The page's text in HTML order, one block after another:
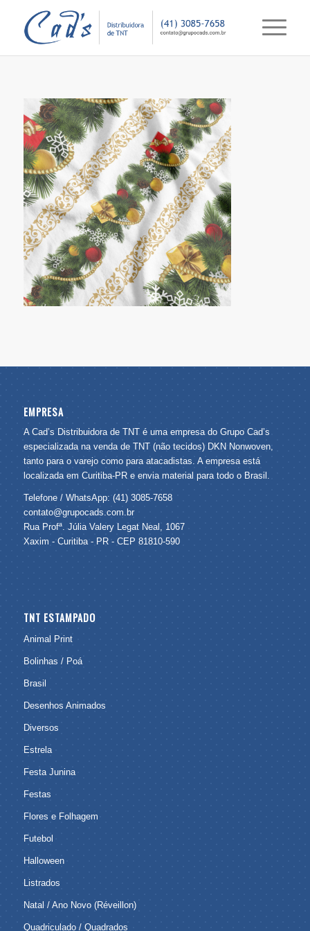
EMPRESA
A Cad’s Distribuidora de TNT é uma empresa do Grupo Cad’s
especializada na venda de TNT (não tecidos) DKN Nonwoven,
tanto para o varejo como para atacadistas. A empresa está
localizada em Curitiba-PR e envia material para todo o Brasil.
Telefone / WhatsApp: (41) 3085-7658
contato@grupocads.com.br
Rua Profª. Júlia Valery Legat Neal, 1067
Xaxim - Curitiba - PR - CEP 81810-590
TNT ESTAMPADO
Animal Print
Bolinhas / Poá
Brasil
Desenhos Animados
Diversos
Estrela
Festa Junina
Festas
Flores e Folhagem
Futebol
Halloween
Listrados
Natal / Ano Novo (Réveillon)
Quadriculado / Quadrados